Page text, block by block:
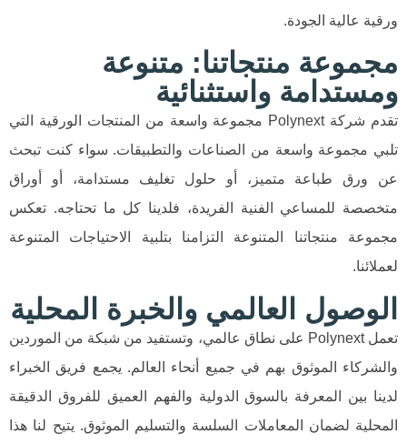
ورقية عالية الجودة.
مجموعة منتجاتنا: متنوعة
ومستدامة واستثنائية
تقدم شركة Polynext مجموعة واسعة من المنتجات الورقية التي
تلبي مجموعة واسعة من الصناعات والتطبيقات. سواء كنت تبحث
عن ورق طباعة متميز، أو حلول تغليف مستدامة، أو أوراق
متخصصة للمساعي الفنية الفريدة، فلدينا كل ما تحتاجه. تعكس
مجموعة منتجاتنا المتنوعة التزامنا بتلبية الاحتياجات المتنوعة
لعملائنا.
الوصول العالمي والخبرة المحلية
تعمل Polynext على نطاق عالمي، وتستفيد من شبكة من الموردين
والشركاء الموثوق بهم في جميع أنحاء العالم. يجمع فريق الخبراء
لدينا بين المعرفة بالسوق الدولية والفهم العميق للفروق الدقيقة
المحلية لضمان المعاملات السلسة والتسليم الموثوق. يتيح لنا هذا